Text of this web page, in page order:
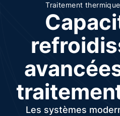
Traitement
Les systèmes